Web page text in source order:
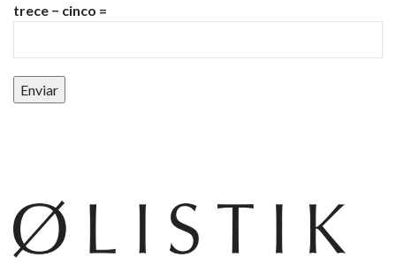
trece − cinco =